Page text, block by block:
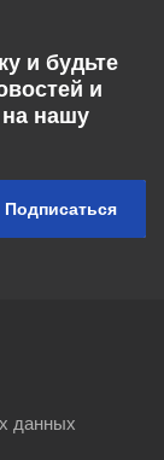
и будьте
и
нашу
данных